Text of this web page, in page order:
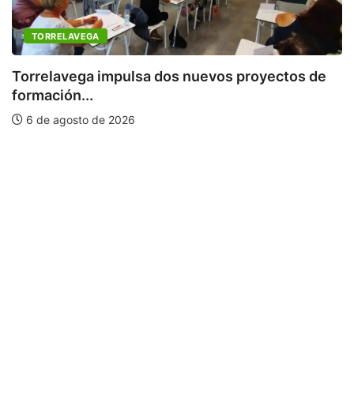
TORRELAVEGA
Torrelavega impulsa dos nuevos proyectos de
formación...
6 de agosto de 2026